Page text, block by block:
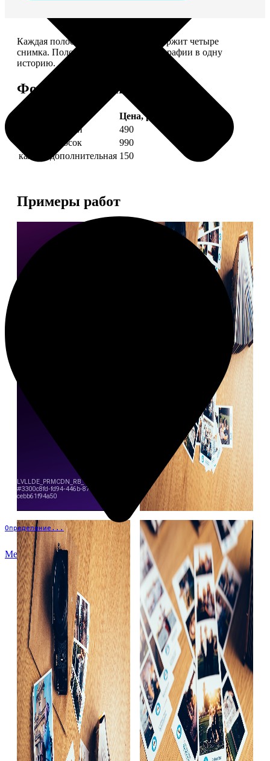
Определение...
Меню
Каждая полоска размером 5*20 содержит четыре
снимка. Полоски объединяют фотографии в одну
историю.
Форматы и цены
Цена, руб.
4 фото полоски
490
8 фото полосок
990
каждая дополнительная 150
Примеры работ